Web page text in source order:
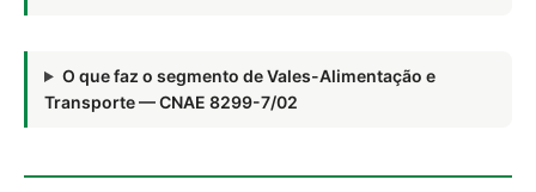
O que faz o segmento de Vales-Alimentação e
Transporte — CNAE 8299-7/02